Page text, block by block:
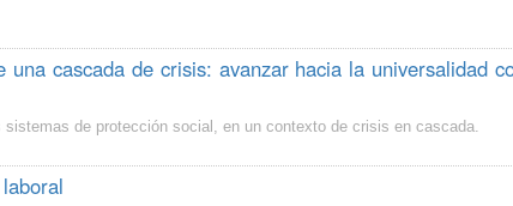
cascada de crisis: avanzar hacia la universalidad
de protección social, en un contexto de crisis en cascada.